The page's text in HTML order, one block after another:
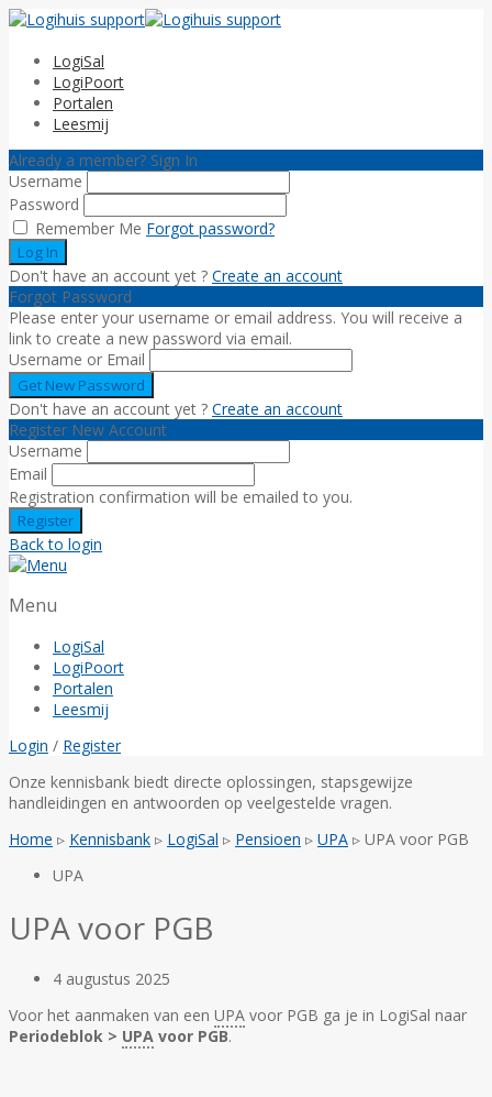
LogiSal
LogiPoort
Portalen
Leesmij
Already a member? Sign In
Username
Password
Remember Me Forgot password?
Don't have an account yet ? Create an account
Forgot Password
Please enter your username or email address. You will receive a
link to create a new password via email.
Username or Email
Don't have an account yet ? Create an account
Register New Account
Username
Email
Registration confirmation will be emailed to you.
Back to login
Menu
LogiSal
LogiPoort
Portalen
Leesmij
Login / Register
Onze kennisbank biedt directe oplossingen, stapsgewijze
handleidingen en antwoorden op veelgestelde vragen.
Home ▹ Kennisbank ▹ LogiSal ▹ Pensioen ▹ UPA ▹ UPA voor PGB
UPA
UPA voor PGB
4 augustus 2025
Voor het aanmaken van een UPA voor PGB ga je in LogiSal naar
Periodeblok > UPA voor PGB.